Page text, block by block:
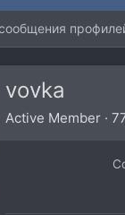
vovka
Active Member ·